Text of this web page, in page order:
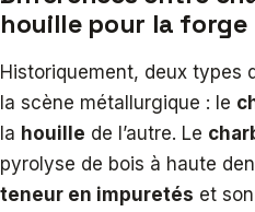
houille pour la forge
Historiquement, deux types
la scène métallurgique : le
la houille de l’autre. Le
pyrolyse de bois à haute
teneur en impuretés et son